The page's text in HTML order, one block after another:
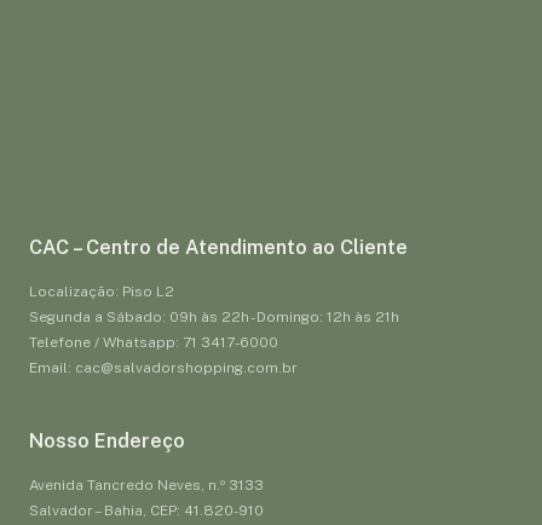
CAC – Centro de Atendimento ao Cliente
Localização: Piso L2
Segunda a Sábado: 09h às 22h - Domingo: 12h às 21h
Telefone / Whatsapp: 71 3417-6000
Email: cac@salvadorshopping.com.br
Nosso Endereço
Avenida Tancredo Neves, n.º 3133
Salvador – Bahia, CEP: 41.820-910